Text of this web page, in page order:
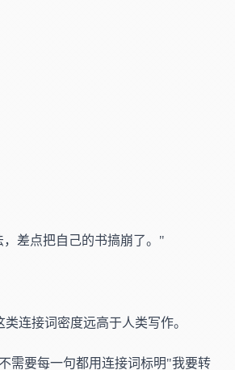
差点把自己的书搞崩了。"
连接词密度远高于人类写作。
需要每一句都用连接词标明"我要转